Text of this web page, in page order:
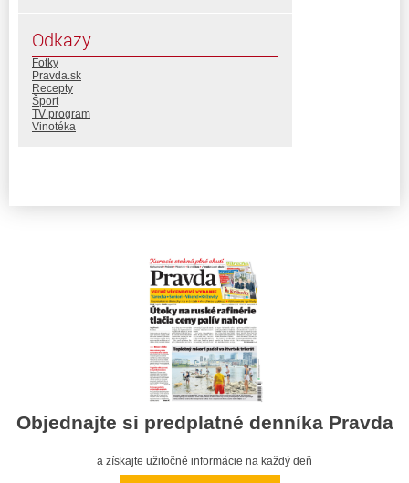
Odkazy
Fotky
Pravda.sk
Recepty
Šport
TV program
Vinotéka
Objednajte si predplatné denníka Pravda
a získajte užitočné informácie na každý deň